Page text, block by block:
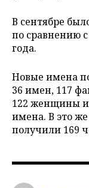
В сентябре
по сравнению
года.
Новые имена
36 имен, 117
122 женщины
имена. В это
получили 169